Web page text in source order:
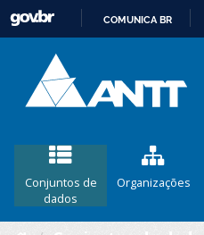
COMUNICA BR
Conjuntos de
dados
Organizações